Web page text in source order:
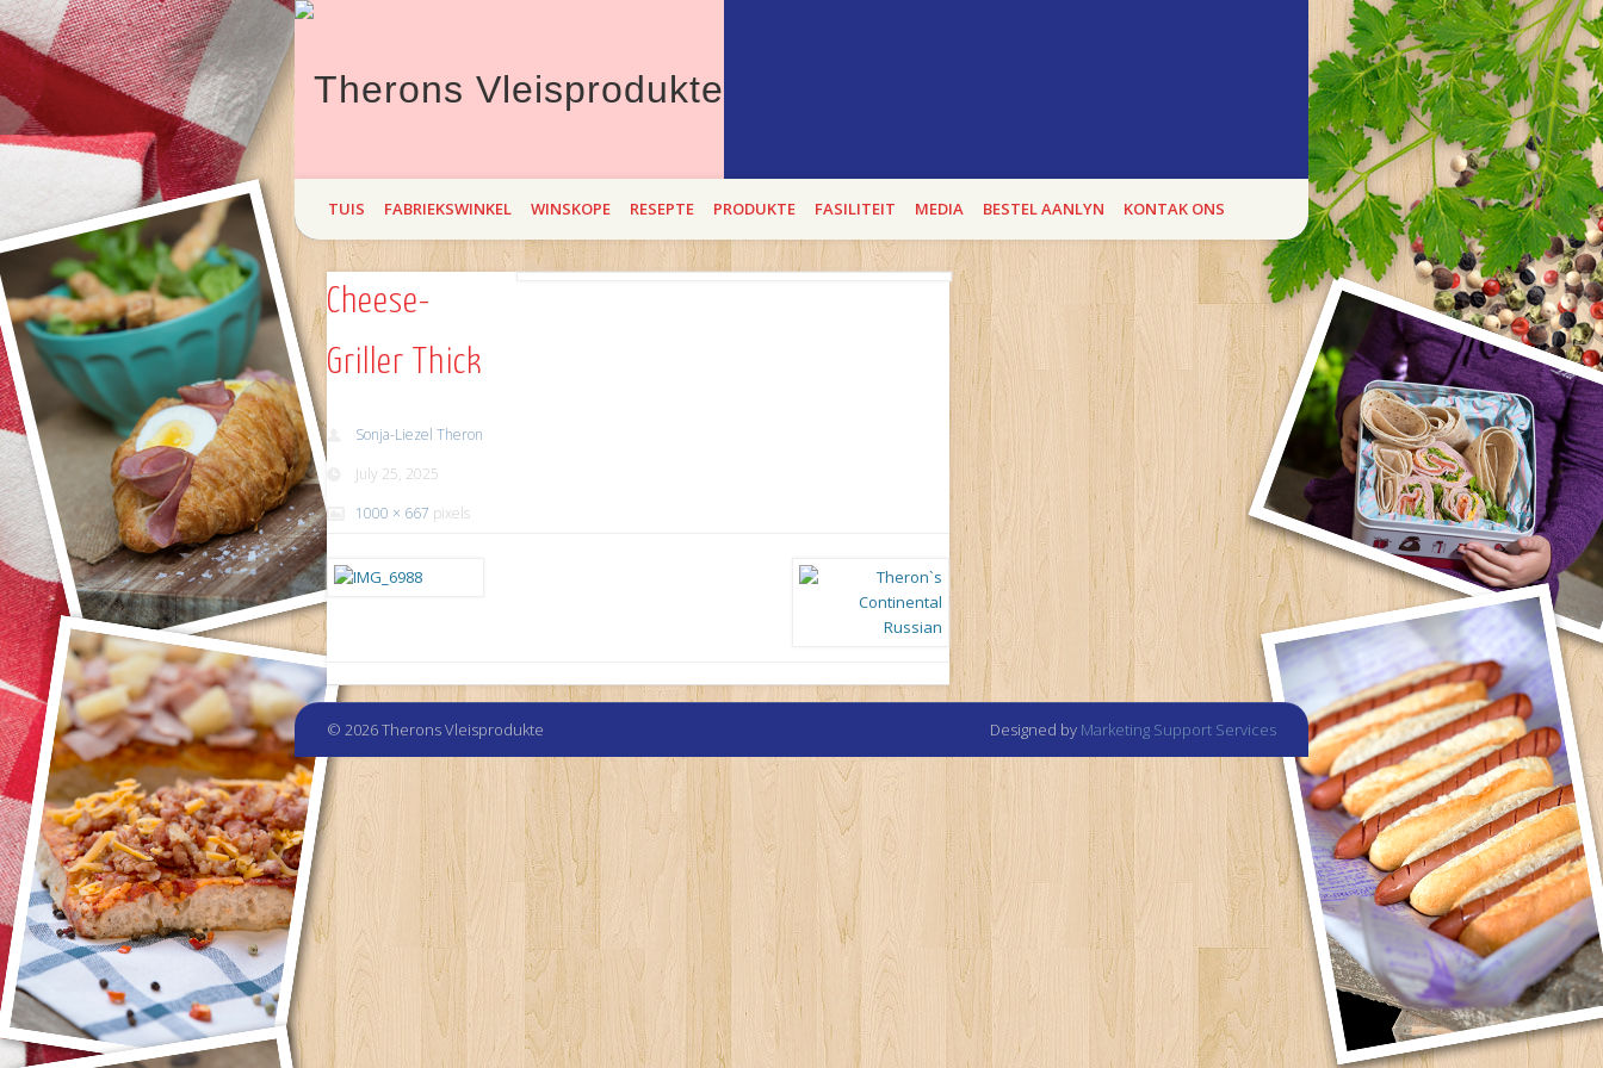
Theron`s Vleisprodukte bied hierdie Lente die beste "entstof" teen bitterbek tye. Met Theron`s se BEROEMDE BOEREWORS BONANZA, kan jy heel
maand Braai! Kom maak `n draai op 2,3 en 4 SEptember 2021!
TUIS FABRIEKSWINKEL WINSKOPE RESEPTE PRODUKTE FASILITEIT MEDIA BESTEL AANLYN KONTAK ONS
Cheese-
Griller Thick
Sonja-Liezel Theron
July 25, 2025
1000 × 667 pixels
© 2026 Therons Vleisprodukte Designed by Marketing Support Services